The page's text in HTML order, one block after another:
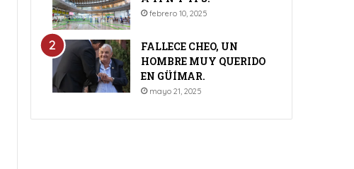
febrero 10, 2025
FALLECE CHEO, UN
HOMBRE MUY QUERIDO
EN GÜÍMAR.
mayo 21, 2025